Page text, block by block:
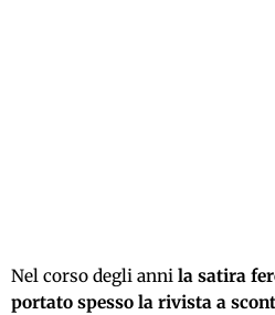
Nel corso degli anni la satira
portato spesso la rivista a